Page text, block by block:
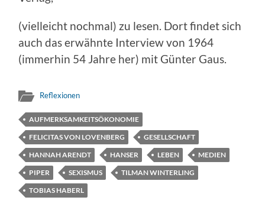
(vielleicht nochmal) zu lesen. Dort findet sich
auch das erwähnte Interview von 1964
(immerhin 54 Jahre her) mit Günter Gaus.
Reflexionen
AUFMERKSAMKEITSÖKONOMIE
FELICITAS VON LOVENBERG
GESELLSCHAFT
HANNAH ARENDT
HANSER LEBEN
MEDIEN
PIPER
SEXISMUS
TILMAN WINTERLING
TOBIAS HABERL